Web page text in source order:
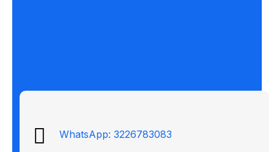
WhatsApp: 3226783083